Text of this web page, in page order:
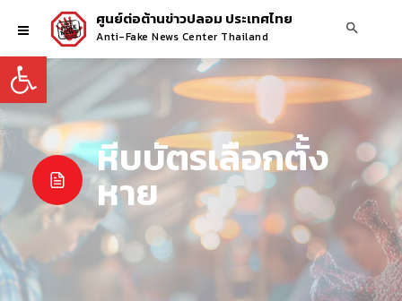
Open toolbar
ศูนย์ต่อต้านข่าวปลอม ประเทศไทย
Anti-Fake News Center Thailand
หีบบัตรเลือกตั้ง
หาย